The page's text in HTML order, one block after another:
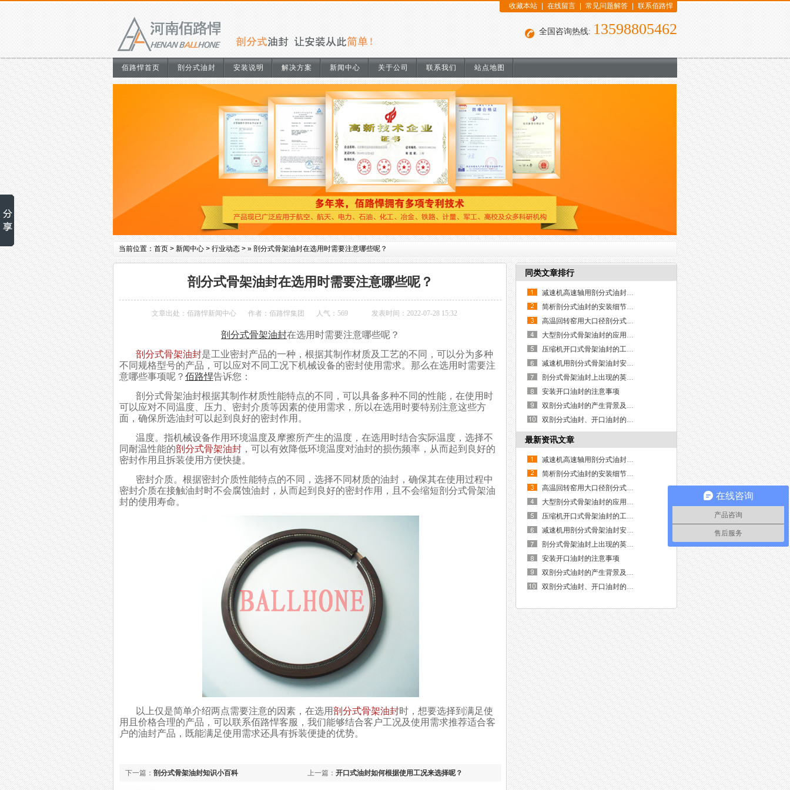
收藏本站 在线留言 常见问题解答 联系佰路悍
全国咨询热线: 13598805462
佰路悍首页 剖分式油封 安装说明 解决方案 新闻中心 关于公司 联系我们 站点地图
当前位置： 首页 > 新闻中心 > 行业动态 > » 剖分式骨架油封在选用时需要注意哪些呢？
剖分式骨架油封在选用时需要注意哪些呢？
文章出处： 佰路悍新闻中心 作者：佰路悍集团 人气： 569 发表时间：2022-07-28 15:32
剖分式骨架油封在选用时需要注意哪些呢？
剖分式骨架油封是工业密封产品的一种，根据其制作材质及工艺的不同，可以分为多种
不同规格型号的产品，可以应对不同工况下机械设备的密封使用需求。那么在选用时需要注
意哪些事项呢？ 佰路悍告诉您：
剖分式骨架油封根据其制作材质性能特点的不同，可以具备多种不同的性能，在使用时
可以应对不同温度、压力、密封介质等因素的使用需求，所以在选用时要特别注意这些方
面，确保所选油封可以起到良好的密封作用。
温度。指机械设备作用环境温度及摩擦所产生的温度，在选用时结合实际温度，选择不
同耐温性能的剖分式骨架油封 ，可以有效降低环境温度对油封的损伤频率，从而起到良好的
密封作用且拆装使用方便快捷。
密封介质。根据密封介质性能特点的不同，选择不同材质的油封，确保其在使用过程中
密封介质在接触油封时不会腐蚀油封，从而起到良好的密封作用，且不会缩短剖分式骨架油
封的使用寿命。
以上仅是简单介绍两点需要注意的因素，在选用剖分式骨架油封时，想要选择到满足使
用且价格合理的产品，可以联系佰路悍客服，我们能够结合客户工况及使用需求推荐适合客
户的油封产品，既能满足使用需求还具有拆装便捷的优势。
上一篇： 开口式油封如何根据使用工况来选择呢？
下一篇： 剖分式骨架油封知识小百科
同类文章排行
减速机高速轴用剖分式油封的使用说明
简析剖分式油封的安装细节及其重要性
高温回转窑用大口径剖分式骨架油封
大型剖分式骨架油封的应用优点有哪些？
压缩机开口式骨架油封的工作原理
减速机用剖分式骨架油封安装说明
剖分式骨架油封上出现的英文和数字代表什么？
安装开口油封的注意事项
双剖分式油封的产生背景及使用说明
双剖分式油封、开口油封的制作方法
最新资讯文章
减速机高速轴用剖分式油封的使用说明
简析剖分式油封的安装细节及其重要性
高温回转窑用大口径剖分式骨架油封
大型剖分式骨架油封的应用优点有哪些？
压缩机开口式骨架油封的工作原理
减速机用剖分式骨架油封安装说明
剖分式骨架油封上出现的英文和数字代表什么？
安装开口油封的注意事项
双剖分式油封的产生背景及使用说明
双剖分式油封、开口油封的制作方法
在线咨询
产品咨询
售后服务